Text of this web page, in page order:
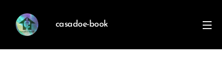
casadoe-book